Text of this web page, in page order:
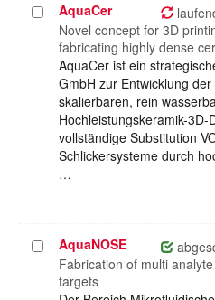
Projekt
auswählen
AquaCer
Novel concept for 3D
fabricating highly dense
AquaCer ist ein
GmbH zur Entwicklung
skalierbaren, rein
Hochleistungskeramik-
vollständige Substitution
Schlickersysteme durch
…
Projekt
auswählen
AquaNOSE
Fabrication of multi
targets